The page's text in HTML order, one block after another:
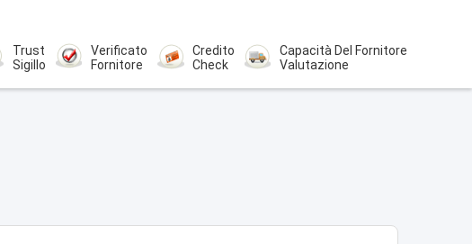
Trust
Sigillo
Verificato
Fornitore
Credito
Check
Capacità Del Fornitore
Valutazione